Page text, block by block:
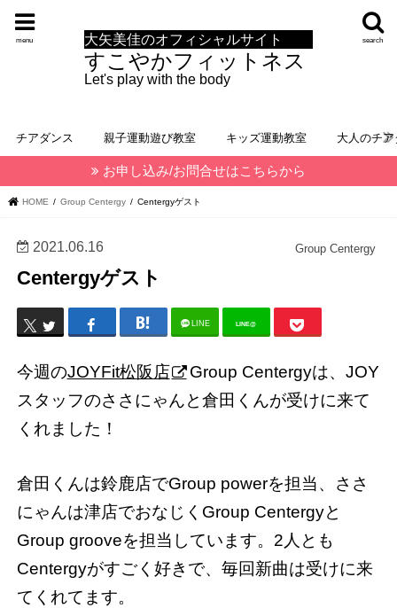
大矢美佳のオフィシャルサイト
すこやかフィットネス
Let's play with the body
search
menu
チアダンス 親子運動遊び教室 キッズ運動教室 大人のチ
お申し込み/お問合せはこちらから
HOME Group Centergy Centergyゲスト
Group Centergy
2021.06.16
Centergyゲスト
LINE LINE@
今週のJOYFit松阪店
Group Centergyは、JOY
スタッフのささにゃんと倉田くんが受けに来て
くれました！
倉田くんは鈴鹿店でGroup powerを担当、ささ
にゃんは津店でおなじくGroup Centergyと
Group grooveを担当しています。2人とも
Centergyがすごく好きで、毎回新曲は受けに来
てくれてます。